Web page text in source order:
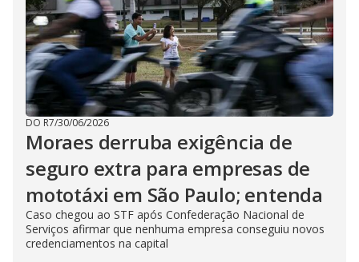
DO R7/30/06/2026
Moraes derruba exigência de
seguro extra para empresas de
mototáxi em São Paulo; entenda
Caso chegou ao STF após Confederação Nacional de
Serviços afirmar que nenhuma empresa conseguiu novos
credenciamentos na capital